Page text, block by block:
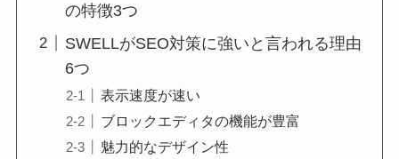
の特徴3つ
SWELLがSEO対策に強いと言われる理由
6つ
表示速度が速い
ブロックエディタの機能が豊富
魅力的なデザイン性